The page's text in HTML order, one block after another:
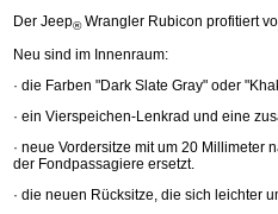
Der Jeep®Wrangler Rubicon profitiert
Neu sind im Innenraum:
· die Farben "Dark Slate Gray" oder
· ein Vierspeichen-Lenkrad und eine
· neue Vordersitze mit um 20
der Fondpassagiere ersetzt.
· die neuen Rücksitze, die sich leichter